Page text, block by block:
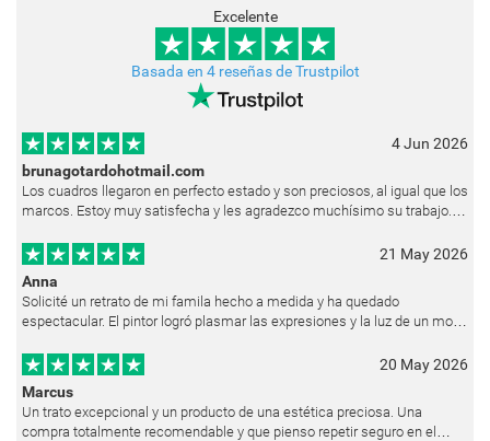
Excelente
Basada en 4 reseñas de Trustpilot
4 Jun 2026
brunagotardohotmail.com
Los cuadros llegaron en perfecto estado y son preciosos, al igual que los
marcos. Estoy muy satisfecha y les agradezco muchísimo su trabajo.
21 May 2026
Anna
Solicité un retrato de mi famila hecho a medida y ha quedado
espectacular. El pintor logró plasmar las expresiones y la luz de un modo
20 May 2026
Marcus
Un trato excepcional y un producto de una estética preciosa. Una
compra totalmente recomendable y que pienso repetir seguro en el